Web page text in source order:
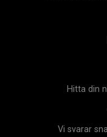
Hitta din
Vi svarar